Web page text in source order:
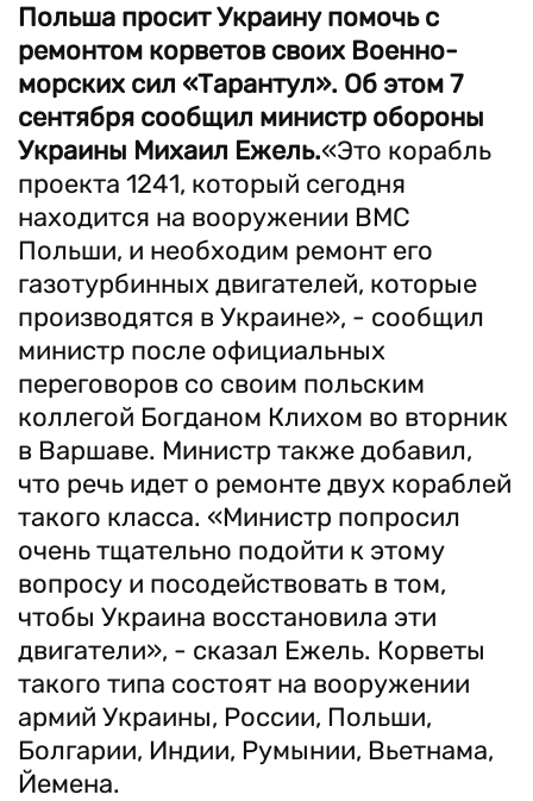
Польша просит Украину помочь с
ремонтом корветов своих Военно-
морских сил «Тарантул». Об этом 7
сентября сообщил министр обороны
Украины Михаил Ежель.«Это корабль
проекта 1241, который сегодня
находится на вооружении ВМС
Польши, и необходим ремонт его
газотурбинных двигателей, которые
производятся в Украине», - сообщил
министр после официальных
переговоров со своим польским
коллегой Богданом Клихом во вторник
в Варшаве. Министр также добавил,
что речь идет о ремонте двух кораблей
такого класса. «Министр попросил
очень тщательно подойти к этому
вопросу и посодействовать в том,
чтобы Украина восстановила эти
двигатели», - сказал Ежель. Корветы
такого типа состоят на вооружении
армий Украины, России, Польши,
Болгарии, Индии, Румынии, Вьетнама,
Йемена.